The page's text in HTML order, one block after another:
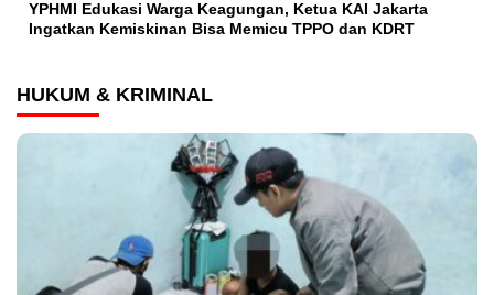
YPHMI Edukasi Warga Keagungan, Ketua KAI Jakarta
Ingatkan Kemiskinan Bisa Memicu TPPO dan KDRT
HUKUM & KRIMINAL